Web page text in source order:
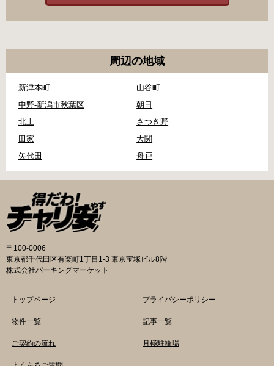
周辺の地域
新津本町
山谷町
中野-新潟市秋葉区
朝日
北上
さつき野
田家
大関
矢代田
舟戸
〒100-0006
東京都千代田区有楽町1丁目1-3 東京宝塚ビル8階
株式会社パーキングマーケット
トップページ
物件一覧
ご契約の流れ
プライバシーポリシー
記事一覧
月極駐輪場